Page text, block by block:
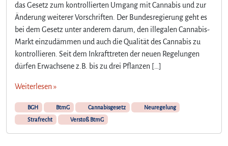
das Gesetz zum kontrollierten Umgang mit Cannabis und zur
Änderung weiterer Vorschriften. Der Bundesregierung geht es
bei dem Gesetz unter anderem darum, den illegalen Cannabis-
Markt einzudämmen und auch die Qualität des Cannabis zu
kontrollieren. Seit dem Inkrafttreten der neuen Regelungen
dürfen Erwachsene z.B. bis zu drei Pflanzen […]
Weiterlesen »
BGH BtmG Cannabisgesetz
Neuregelung
Strafrecht
Verstoß BtmG